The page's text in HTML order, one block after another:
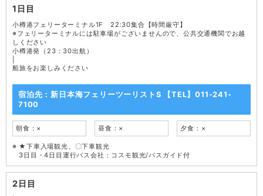
1日目
小樽港フェリーターミナル1F 22:30集合【時間厳守】
※フェリーターミナルには駐車場がございませんので、公共交通機関でお越
しください
小樽港発（23：30出航）
船旅をお楽しみください
宿泊先：新日本海フェリーツーリストS 【TEL】011-241-
7100
朝食：× 昼食：× 夕食：×
★下車入場観光、〇下車観光
3日目・4日目運行バス会社：コスモ観光/バスガイド付
2日目